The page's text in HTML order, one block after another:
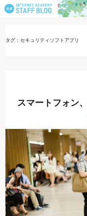
タグ：セキュリティソフトアプリ
スマートフォン